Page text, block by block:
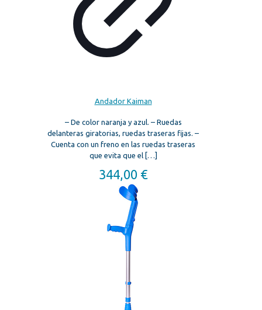
Andador Kaiman
– De color naranja y azul. – Ruedas
delanteras giratorias, ruedas traseras fijas. –
Cuenta con un freno en las ruedas traseras
que evita que el[…]
344,00 €